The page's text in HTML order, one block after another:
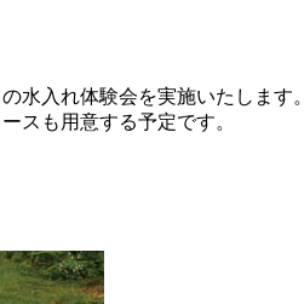
水入れ体験会を実施いたします。
スも用意する予定です。